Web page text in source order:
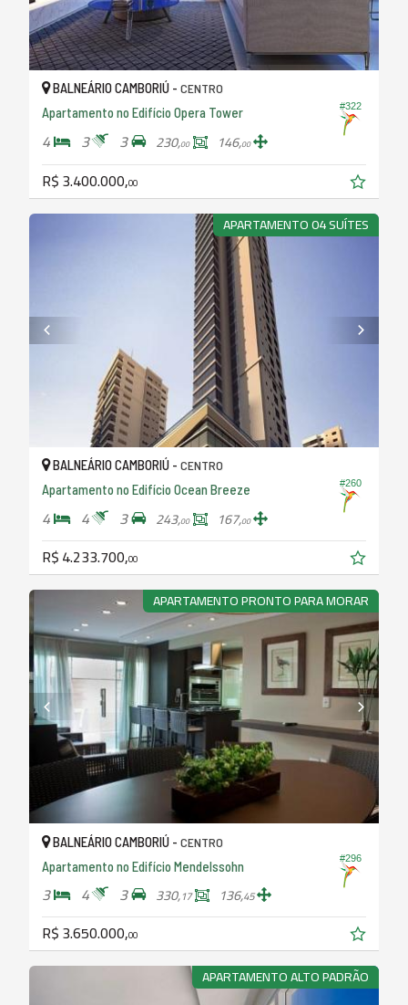
#322
BALNEÁRIO CAMBORIÚ - CENTRO
Apartamento no Edifício Opera Tower
4 3 3 230,00 146,00
R$ 3.400.000,00
APARTAMENTO 04 SUÍTES
#260
BALNEÁRIO CAMBORIÚ - CENTRO
Apartamento no Edifício Ocean Breeze
4 4 3 243,00 167,00
R$ 4.233.700,00
APARTAMENTO PRONTO PARA MORAR
#296
BALNEÁRIO CAMBORIÚ - CENTRO
Apartamento no Edifício Mendelssohn
3 4 3 330,17 136,45
R$ 3.650.000,00
APARTAMENTO ALTO PADRÃO